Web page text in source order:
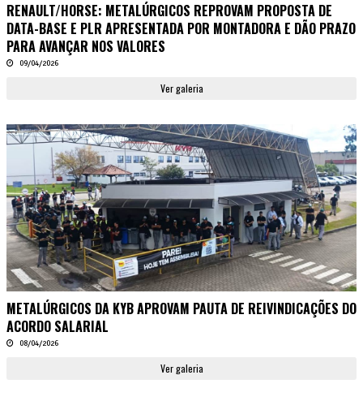
RENAULT/HORSE: METALÚRGICOS REPROVAM PROPOSTA DE
DATA-BASE E PLR APRESENTADA POR MONTADORA E DÃO PRAZO
PARA AVANÇAR NOS VALORES
09/04/2026
Ver galeria
METALÚRGICOS DA KYB APROVAM PAUTA DE REIVINDICAÇÕES DO
ACORDO SALARIAL
08/04/2026
Ver galeria